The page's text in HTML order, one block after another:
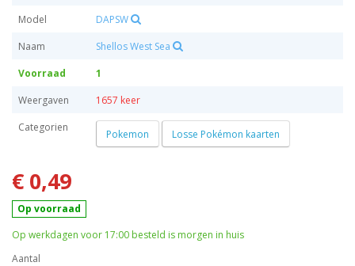
Model
DAPSW
Naam
Shellos West Sea
Voorraad
1
Weergaven
1657 keer
Categorien
Pokemon Losse Pokémon kaarten
€ 0,49
Op voorraad
Op werkdagen voor 17:00 besteld is morgen in huis
Aantal